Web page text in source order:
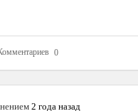
0
2 года назад